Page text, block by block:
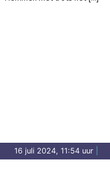
16 juli 2024, 11:54 uur